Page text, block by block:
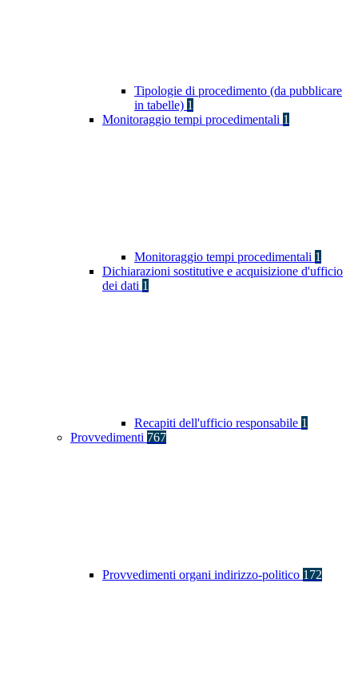
Tipologie di procedimento (da pubblicare
in tabelle) 1
Monitoraggio tempi procedimentali 1
Monitoraggio tempi procedimentali 1
Dichiarazioni sostitutive e acquisizione d'ufficio
dei dati 1
Recapiti dell'ufficio responsabile 1
Provvedimenti 767
Provvedimenti organi indirizzo-politico 172